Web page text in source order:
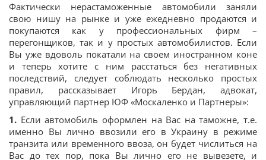
Фактически нерастаможенные автомобили заняли
свою нишу на рынке и уже ежедневно продаются и
покупаются как у профессиональных фирм –
перегонщиков, так и у простых автомобилистов. Если
Вы уже вдоволь покатали на своем иностранном коне
и теперь хотите с ним расстаться без негативных
последствий, следует соблюдать несколько простых
правил, рассказывает Игорь Бердан, адвокат,
управляющий партнер ЮФ «Москаленко и Партнеры»:
1. Если автомобиль оформлен на Вас на таможне, т.е.
именно Вы лично ввозили его в Украину в режиме
транзита или временного ввоза, он будет числиться на
Вас до тех пор, пока Вы лично его не вывезете, и